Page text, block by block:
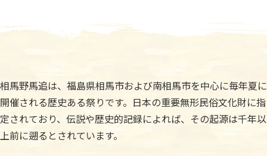
相馬野馬追は、福島県相馬市および南相馬市を中心に毎年夏に
開催される歴史ある祭りです。日本の重要無形民俗文化財に指
定されており、伝説や歴史的記録によれば、その起源は千年以
上前に遡るとされています。